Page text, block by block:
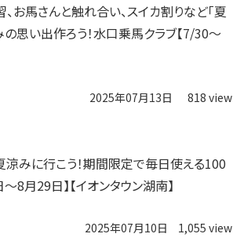
お馬さんと触れ合い、スイカ割りなど「夏
思い出作ろう！水口乗馬クラブ【7/30〜
2025年07月13日 818 view
涼みに行こう！期間限定で毎日使える100
8月29日】【イオンタウン湖南】
2025年07月10日 1,055 view